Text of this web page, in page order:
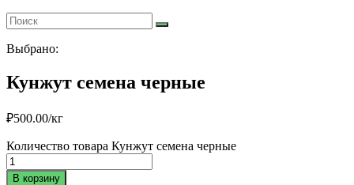
Выбрано:
Кунжут семена черные
₽500.00/кг
Количество товара Кунжут семена черные
В корзину